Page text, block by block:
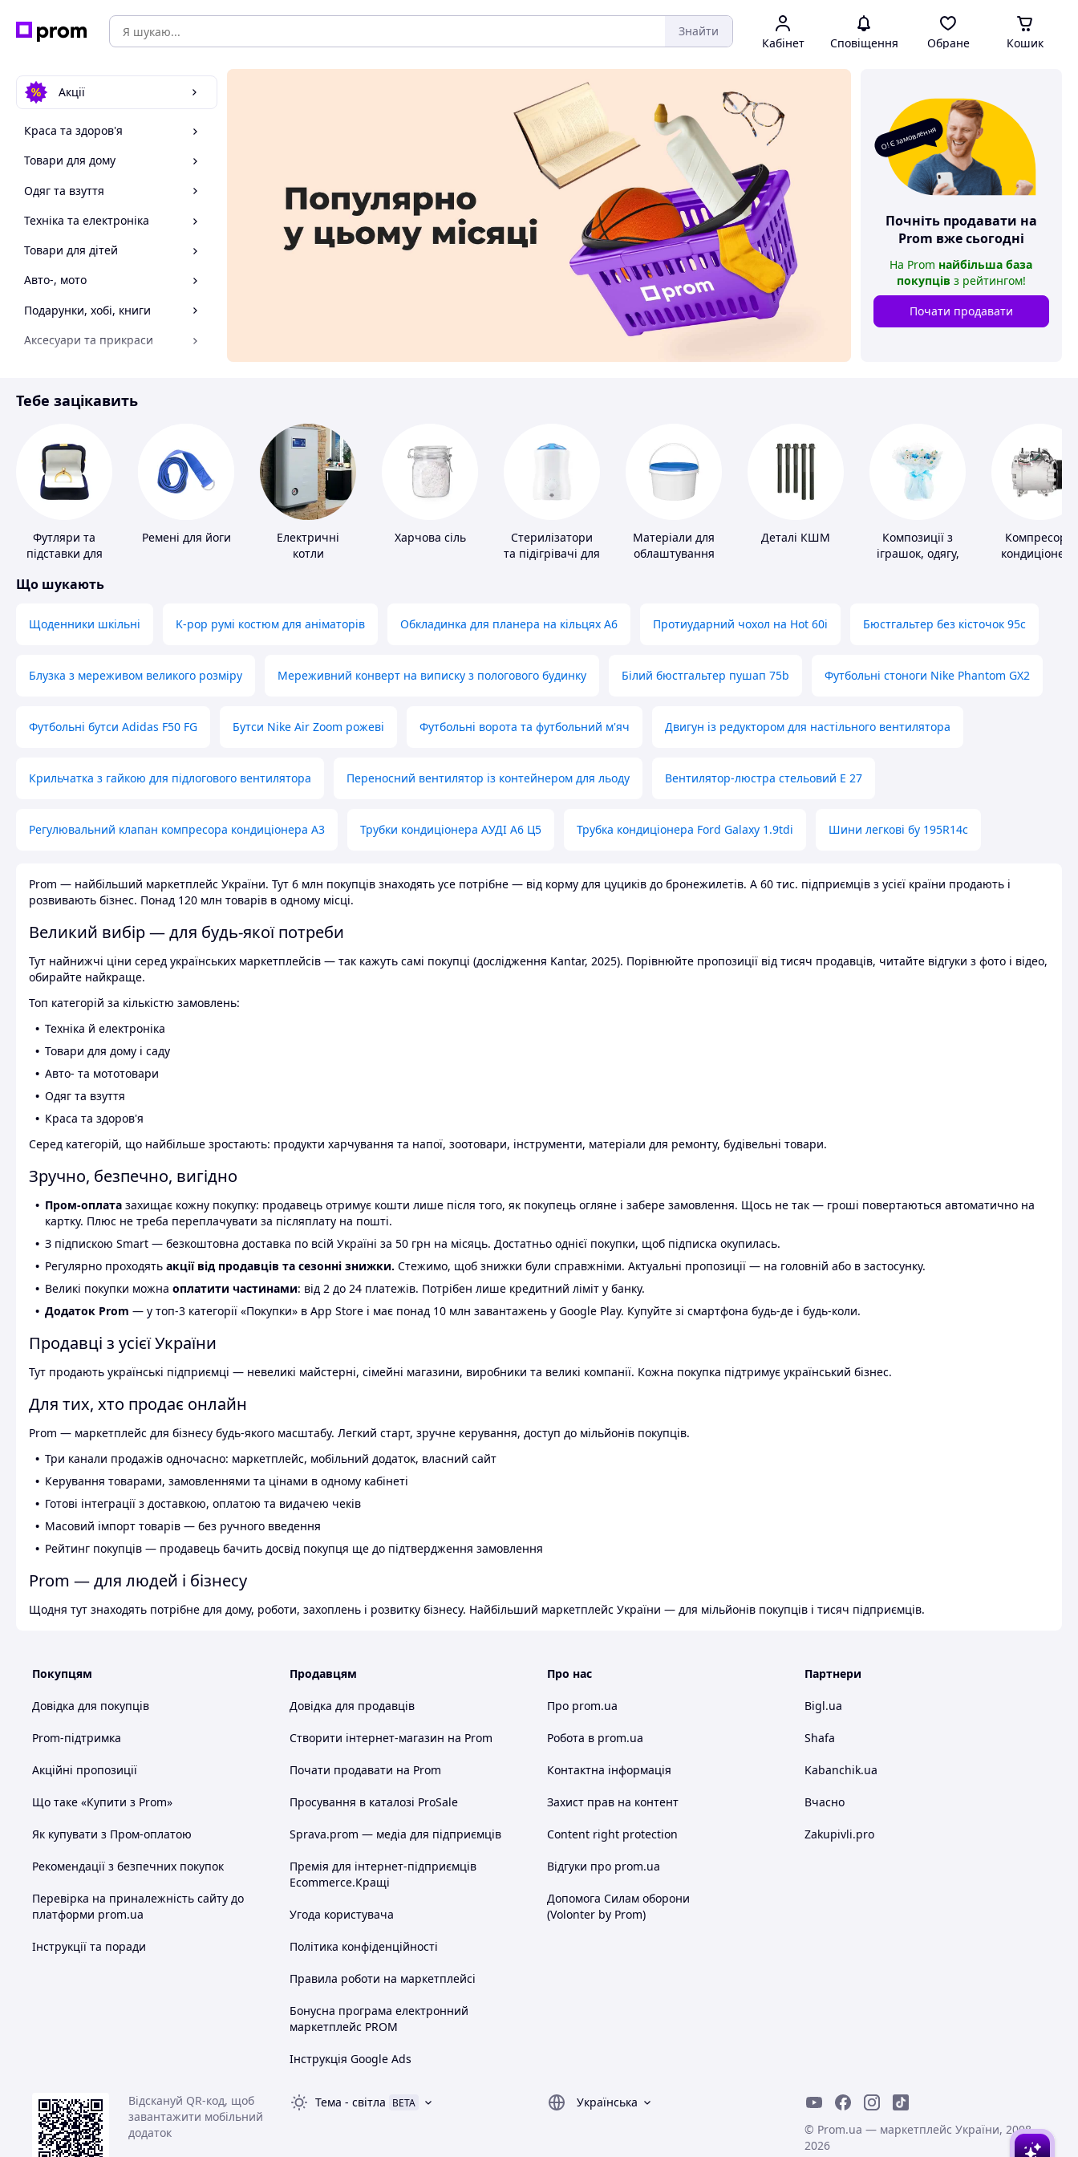
Знайти
Кабінет Сповіщення Обране Кошик
Акції
Краса та здоров'я
Товари для дому
Одяг та взуття
Техніка та електроніка
Товари для дітей
Авто-, мото
Подарунки, хобі, книги
Аксесуари та прикраси
Спорт і відпочинок
О! Є замовлення
Почніть продавати на
Prom вже сьогодні
На Prom найбільша база
покупців з рейтингом!
Почати продавати
Тебе зацікавить
Футляри та
підставки для
Ремені для йоги
Електричні
котли
Харчова сіль
Стерилізатори
та підігрівачі для
Матеріали для
облаштування
Деталі КШМ
Композиції з
іграшок, одягу,
Компресори
кондиціонера
Що шукають
Щоденники шкільні K-pop румі костюм для аніматорів Обкладинка для планера на кільцях А6 Протиударний чохол на Hot 60i Бюстгальтер без кісточок 95с
Блузка з мереживом великого розміру Мереживний конверт на виписку з пологового будинку Білий бюстгальтер пушап 75b Футбольні стоноги Nike Phantom GX2
Футбольні бутси Adidas F50 FG Бутси Nike Air Zoom рожеві Футбольні ворота та футбольний м'яч Двигун із редуктором для настільного вентилятора
Крильчатка з гайкою для підлогового вентилятора Переносний вентилятор із контейнером для льоду Вентилятор-люстра стельовий E 27
Регулювальний клапан компресора кондиціонера А3 Трубки кондиціонера АУДІ А6 Ц5 Трубка кондиціонера Ford Galaxy 1.9tdi Шини легкові бу 195R14c
Prom — найбільший маркетплейс України. Тут 6 млн покупців знаходять усе потрібне — від корму для цуциків до бронежилетів. А 60 тис. підприємців з усієї країни продають і
розвивають бізнес. Понад 120 млн товарів в одному місці.
Великий вибір — для будь-якої потреби
Тут найнижчі ціни серед українських маркетплейсів — так кажуть самі покупці (дослідження Kantar, 2025). Порівнюйте пропозиції від тисяч продавців, читайте відгуки з фото і відео,
обирайте найкраще.
Топ категорій за кількістю замовлень:
Техніка й електроніка
Товари для дому і саду
Авто- та мототовари
Одяг та взуття
Краса та здоров'я
Серед категорій, що найбільше зростають: продукти харчування та напої, зоотовари, інструменти, матеріали для ремонту, будівельні товари.
Зручно, безпечно, вигідно
Пром-оплата захищає кожну покупку: продавець отримує кошти лише після того, як покупець огляне і забере замовлення. Щось не так — гроші повертаються автоматично на
картку. Плюс не треба переплачувати за післяплату на пошті.
З підпискою Smart — безкоштовна доставка по всій Україні за 50 грн на місяць. Достатньо однієї покупки, щоб підписка окупилась.
Регулярно проходять акції від продавців та сезонні знижки. Стежимо, щоб знижки були справжніми. Актуальні пропозиції — на головній або в застосунку.
Великі покупки можна оплатити частинами: від 2 до 24 платежів. Потрібен лише кредитний ліміт у банку.
Додаток Prom — у топ-3 категорії «Покупки» в App Store і має понад 10 млн завантажень у Google Play. Купуйте зі смартфона будь-де і будь-коли.
Продавці з усієї України
Тут продають українські підприємці — невеликі майстерні, сімейні магазини, виробники та великі компанії. Кожна покупка підтримує український бізнес.
Для тих, хто продає онлайн
Prom — маркетплейс для бізнесу будь-якого масштабу. Легкий старт, зручне керування, доступ до мільйонів покупців.
Три канали продажів одночасно: маркетплейс, мобільний додаток, власний сайт
Керування товарами, замовленнями та цінами в одному кабінеті
Готові інтеграції з доставкою, оплатою та видачею чеків
Масовий імпорт товарів — без ручного введення
Рейтинг покупців — продавець бачить досвід покупця ще до підтвердження замовлення
Prom — для людей і бізнесу
Щодня тут знаходять потрібне для дому, роботи, захоплень і розвитку бізнесу. Найбільший маркетплейс України — для мільйонів покупців і тисяч підприємців.
Покупцям
Довідка для покупців
Prom-підтримка
Акційні пропозиції
Що таке «Купити з Prom»
Як купувати з Пром-оплатою
Рекомендації з безпечних покупок
Перевірка на приналежність сайту до
платформи prom.ua
Інструкції та поради
Продавцям
Довідка для продавців
Створити інтернет-магазин на Prom
Почати продавати на Prom
Просування в каталозі ProSale
Sprava.prom — медіа для підприємців
Премія для інтернет-підприємців
Ecommerce.Кращі
Угода користувача
Політика конфіденційності
Правила роботи на маркетплейсі
Бонусна програма електронний
маркетплейс PROM
Інструкція Google Ads
Про нас
Про prom.ua
Робота в prom.ua
Контактна інформація
Захист прав на контент
Content right protection
Відгуки про prom.ua
Допомога Силам оборони
(Volonter by Prom)
Партнери
Bigl.ua
Shafa
Kabanchik.ua
Вчасно
Zakupivli.pro
Відскануй QR-код, щоб
завантажити мобільний
додаток
Тема - світла BETA
Українська
© Prom.ua — маркетплейс України, 2008-
2026